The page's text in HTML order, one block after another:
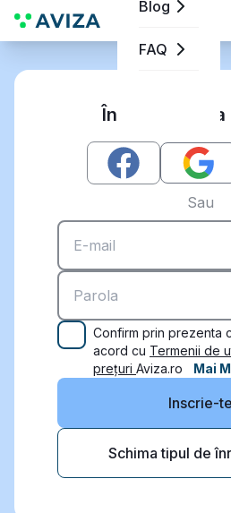
Blog
FAQ
Înscrieți-vă ca
Sau
Confirm prin prezenta
acord cu Termenii de
prețuri Aviza.ro Mai
Inscrie-te
Schima tipul de